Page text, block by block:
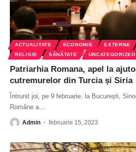
ACTUALITATE ECONOMIE EXTERNE
RELIGIE
SĂNĂTATE UNCATEGORIZED
Patriarhia Romana, apel la
cutremurelor din Turcia și Siria
Întrunit joi, pe 9 februarie, la București,
Române a
Admin februarie 15, 2023